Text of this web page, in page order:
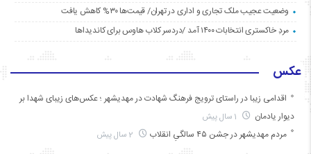
وضعیت عجیب ملک تجاری و اداری در تهران/ قیمت‌ها ۳۰% کاهش یافت
مردِ خاکستری انتخابات ۱۴۰۰ آمد /دردسر کلاب هاوس برای کاندیداها
عکس
اقدامی زیبا در راستای ترویج فرهنگ شهادت در مهدیشهر ؛ عکس‌های زیبای شهدا بر
دیوار یادمان
مردم مهدیشهر در جشن ۴۵ سالگیِ انقلاب